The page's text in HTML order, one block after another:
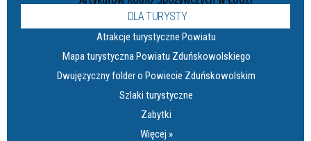
DLA TURYSTY
Atrakcje turystyczne Powiatu
Mapa turystyczna Powiatu Zduńskowolskiego
Dwujęzyczny folder o Powiecie Zduńskowolskim
Szlaki turystyczne
Zabytki
Więcej »